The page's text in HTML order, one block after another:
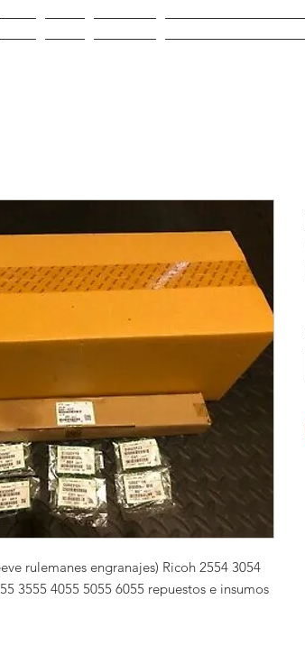
rulemanes engranajes) Ricoh 2554 3054
3555 4055 5055 6055 repuestos e insumos